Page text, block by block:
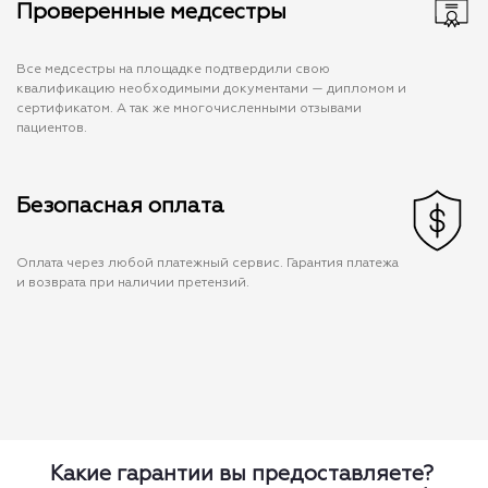
Проверенные медсестры
Все медсестры на площадке подтвердили свою
квалификацию необходимыми документами — дипломом и
сертификатом. А так же многочисленными отзывами
пациентов.
Безопасная оплата
Оплата через любой платежный сервис. Гарантия платежа
и возврата при наличии претензий.
Какие гарантии вы предоставляете?